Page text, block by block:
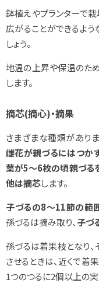
鉢植えやプランターで
広がることができるよ
しょう。
地温の上昇や保温のた
します。
摘芯(摘心)・摘果
さまざまな種類があり
雌花が親づるにはつか
葉が5〜6枚の頃親づる
他は摘芯します。
子づるの8～11節の範
孫づるは摘み取り、 子づ
孫づるは着果枝となり
させるときは、近くで着
1つのつるに2個以上の